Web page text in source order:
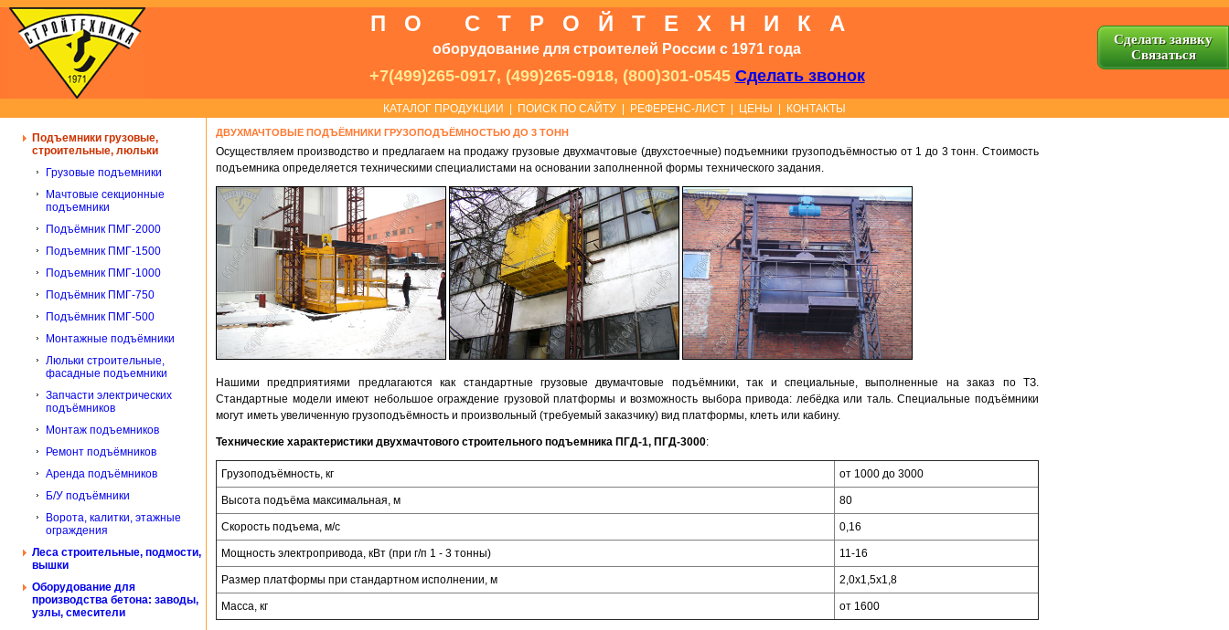
ПО СТРОЙТЕХНИКА
оборудование для строителей России с 1971 года
+7(499)265-0917, (499)265-0918, (800)301-0545 Сделать звонок
Сделать заявку
Cвязаться
КАТАЛОГ ПРОДУКЦИИ ПОИСК ПО САЙТУ РЕФЕРЕНС-ЛИСТ ЦЕНЫ КОНТАКТЫ
Подъемники грузовые,
строительные, люльки
Грузовые подъемники
Мачтовые секционные
подъемники
Подъёмник ПМГ-2000
Подъемник ПМГ-1500
Подъемник ПМГ-1000
Подъёмник ПМГ-750
Подъёмник ПМГ-500
Монтажные подъёмники
Люльки строительные,
фасадные подъемники
Запчасти электрических
подъёмников
Монтаж подъемников
Ремонт подъёмников
Аренда подъёмников
Б/У подъёмники
Ворота, калитки, этажные
ограждения
Леса строительные, подмости,
вышки
Оборудование для
производства бетона: заводы,
узлы, смесители
ДВУХМАЧТОВЫЕ ПОДЪЁМНИКИ ГРУЗОПОДЪЁМНОСТЬЮ ДО 3 ТОНН
Осуществляем производство и предлагаем на продажу грузовые двухмачтовые (двухстоечные) подъемники грузоподъёмностью от 1 до 3 тонн. Стоимость
подъемника определяется техническими специалистами на основании заполненной формы технического задания.
Нашими предприятиями предлагаются как стандартные грузовые двумачтовые подъёмники, так и специальные, выполненные на заказ по ТЗ.
Стандартные модели имеют небольшое ограждение грузовой платформы и возможность выбора привода: лебёдка или таль. Специальные подъёмники
могут иметь увеличенную грузоподъёмность и произвольный (требуемый заказчику) вид платформы, клеть или кабину.
Технические характеристики двухмачтового строительного подъемника ПГД-1, ПГД-3000:
Грузоподъёмность, кг от 1000 до 3000
Высота подъёма максимальная, м 80
Скорость подъема, м/с 0,16
Мощность электропривода, кВт (при г/п 1 - 3 тонны) 11-16
Размер платформы при стандартном исполнении, м 2,0х1,5х1,8
Масса, кг от 1600